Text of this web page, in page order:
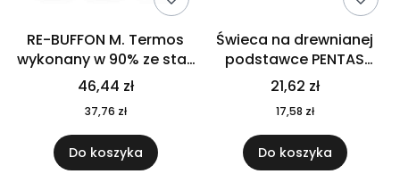
RE-BUFFON M. Termos
wykonany w 90% ze stali
nierdzewnej
pochodzącej z
recyklingu 520 ml 94294
46,44 zł
37,76 zł
Do koszyka
Świeca na drewnianej
podstawce PENTAS
MO6282-40
21,62 zł
17,58 zł
Do koszyka